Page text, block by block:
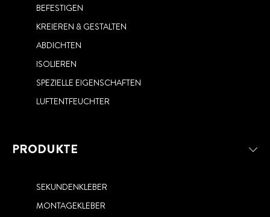
UND DIE ARBEITSPLATTE
RETTEN
KLEBEN, SO EINFACH WIE
SCHREIBEN: MIT EINEM
SEKUNDENKLEBER-STIFT
lesen
FESTGEKLEBT? WIE SIE
VON DER HAUT ENTFERNEN​
zu
SEKUNDENKLEBER ENTFERNEN
– ABER RICHTIG
BEFESTIGEN
KREIEREN & GESTALTEN
ABDICHTEN
ISOLIEREN
SPEZIELLE EIGENSCHAFTEN
LUFTENTFEUCHTER
PRODUKTE
SEKUNDENKLEBER
MONTAGEKLEBER